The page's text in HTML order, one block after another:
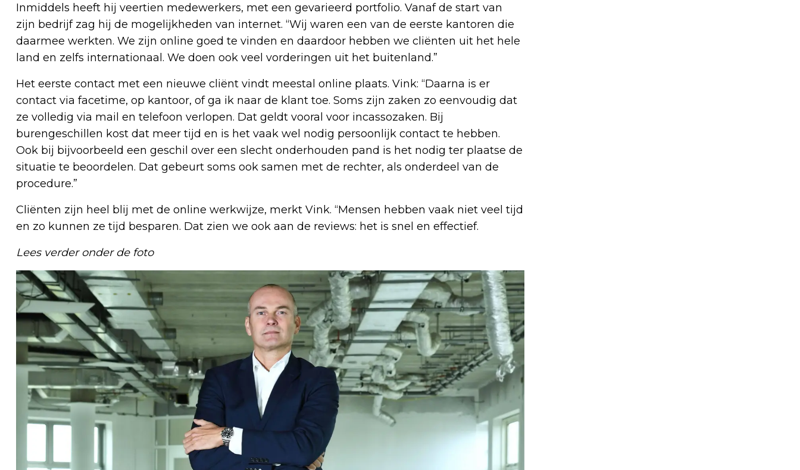
Inmiddels heeft hij veertien medewerkers, met een gevarieerd portfolio. Vanaf de start van
zijn bedrijf zag hij de mogelijkheden van internet. “Wij waren een van de eerste kantoren die
daarmee werkten. We zijn online goed te vinden en daardoor hebben we cliënten uit het hele
land en zelfs internationaal. We doen ook veel vorderingen uit het buitenland.”
Het eerste contact met een nieuwe cliënt vindt meestal online plaats. Vink: “Daarna is er
contact via facetime, op kantoor, of ga ik naar de klant toe. Soms zijn zaken zo eenvoudig dat
ze volledig via mail en telefoon verlopen. Dat geldt vooral voor incassozaken. Bij
burengeschillen kost dat meer tijd en is het vaak wel nodig persoonlijk contact te hebben.
Ook bij bijvoorbeeld een geschil over een slecht onderhouden pand is het nodig ter plaatse de
situatie te beoordelen. Dat gebeurt soms ook samen met de rechter, als onderdeel van de
procedure.”
Cliënten zijn heel blij met de online werkwijze, merkt Vink. “Mensen hebben vaak niet veel tijd
en zo kunnen ze tijd besparen. Dat zien we ook aan de reviews: het is snel en effectief.
Lees verder onder de foto